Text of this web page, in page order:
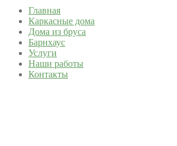
Главная
Каркасные дома
Дома из бруса
Барнхаус
Услуги
Наши работы
Контакты